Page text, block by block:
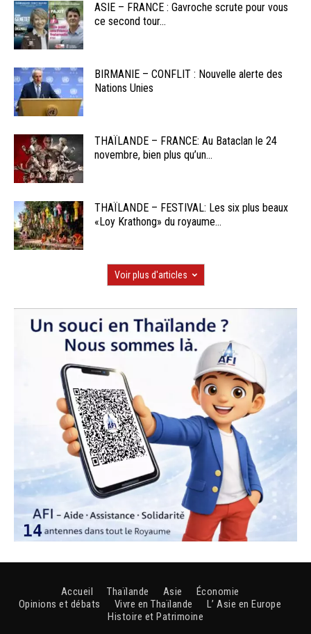
ASIE – FRANCE : Gavroche scrute pour vous
ce second tour...
BIRMANIE – CONFLIT : Nouvelle alerte des
Nations Unies
THAÏLANDE – FRANCE: Au Bataclan le 24
novembre, bien plus qu’un...
THAÏLANDE – FESTIVAL: Les six plus beaux
«Loy Krathong» du royaume...
Voir plus d'articles
Accueil Thaïlande Asie
Économie
Opinions et débats
Vivre en Thaïlande
L’ Asie en Europe
Histoire et Patrimoine